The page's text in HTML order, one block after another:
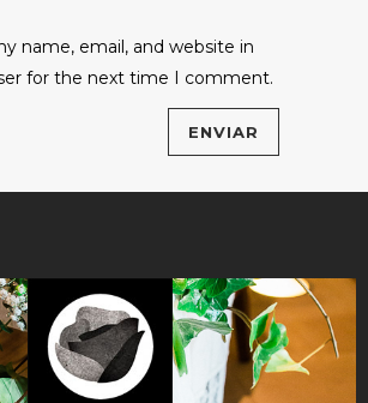
name, email, and website in
for the next time I comment.